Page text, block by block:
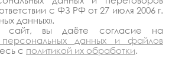
с ФЗ РФ от 27 июля 2006 г.
данных».
сайт, вы даёте согласие на
данных и файлов
с политикой их обработки.